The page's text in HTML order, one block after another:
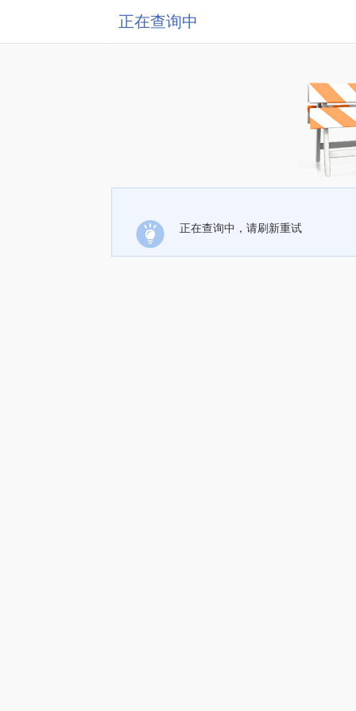
正在查询中
正在查询中，请刷新重试